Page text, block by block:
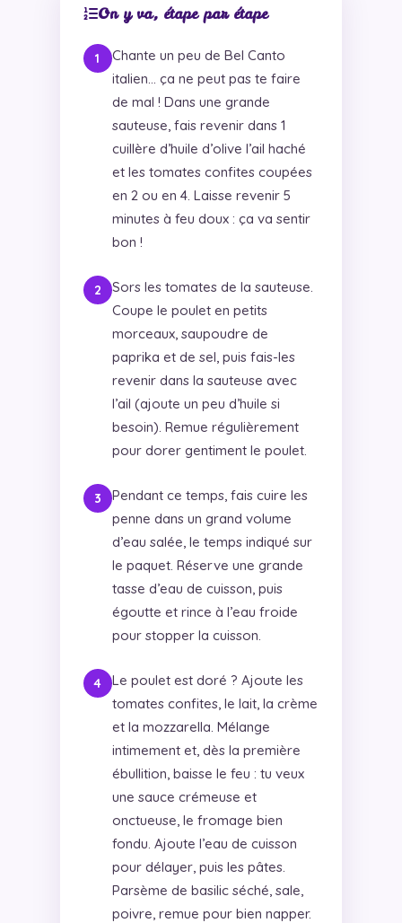
On y va, étape par étape
Chante un peu de Bel Canto
italien… ça ne peut pas te faire
de mal ! Dans une grande
sauteuse, fais revenir dans 1
cuillère d’huile d’olive l’ail haché
et les tomates confites coupées
en 2 ou en 4. Laisse revenir 5
minutes à feu doux : ça va sentir
bon !
Sors les tomates de la sauteuse.
Coupe le poulet en petits
morceaux, saupoudre de
paprika et de sel, puis fais-les
revenir dans la sauteuse avec
l’ail (ajoute un peu d’huile si
besoin). Remue régulièrement
pour dorer gentiment le poulet.
Pendant ce temps, fais cuire les
penne dans un grand volume
d’eau salée, le temps indiqué sur
le paquet. Réserve une grande
tasse d’eau de cuisson, puis
égoutte et rince à l’eau froide
pour stopper la cuisson.
Le poulet est doré ? Ajoute les
tomates confites, le lait, la crème
et la mozzarella. Mélange
intimement et, dès la première
ébullition, baisse le feu : tu veux
une sauce crémeuse et
onctueuse, le fromage bien
fondu. Ajoute l’eau de cuisson
pour délayer, puis les pâtes.
Parsème de basilic séché, sale,
poivre, remue pour bien napper.